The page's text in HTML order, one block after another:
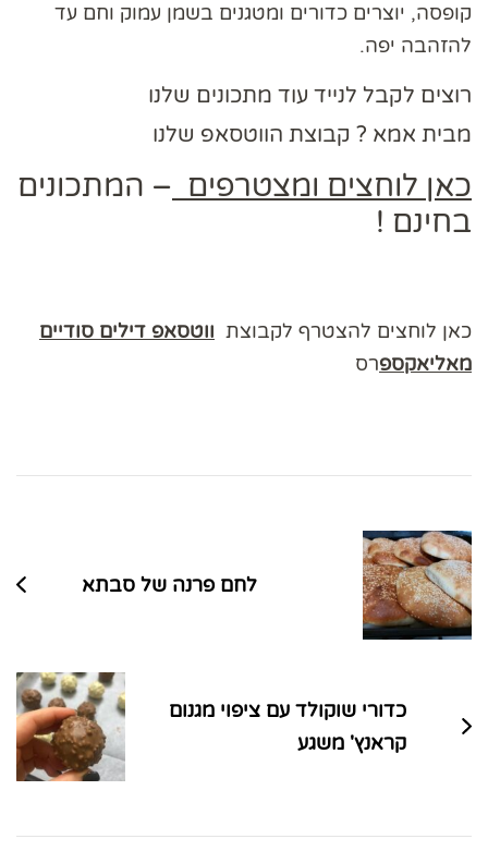
קופסה, יוצרים כדורים ומטגנים בשמן עמוק וחם עד
להזהבה יפה.
רוצים לקבל לנייד עוד מתכונים שלנו
מבית אמא ? קבוצת הווטסאפ שלנו
כאן לוחצים ומצטרפים – המתכונים
בחינם !
כאן לוחצים להצטרף לקבוצת ווטסאפ דילים סודיים
מאליאקספרס
בפוסטים
לחם פרנה של סבתא
כדורי שוקולד עם ציפוי מגנום
קראנץ' משגע